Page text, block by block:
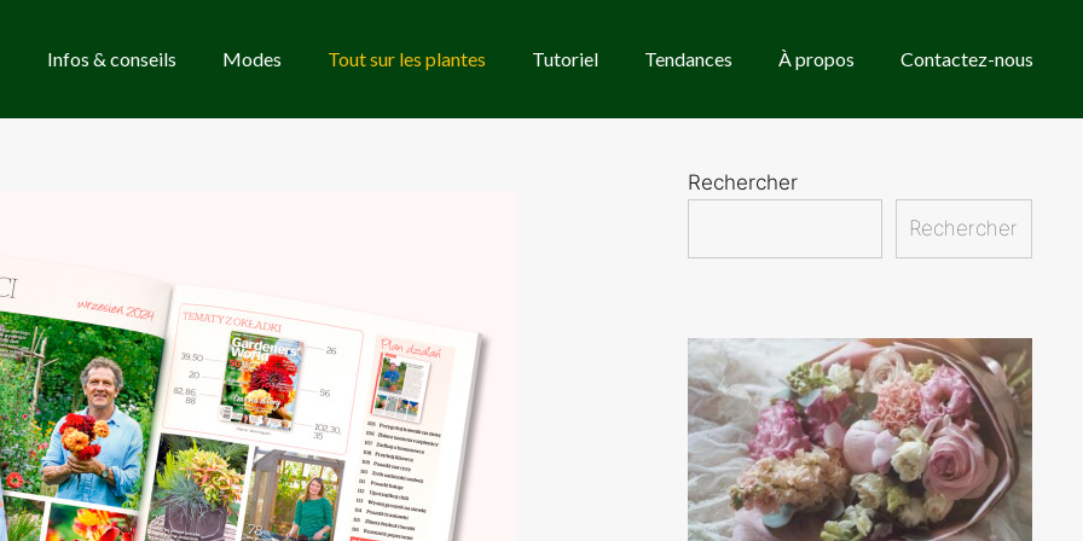
Infos & conseils Modes Tout sur les plantes Tutoriel Tendances À propos Contactez-nous
Rechercher
Rechercher